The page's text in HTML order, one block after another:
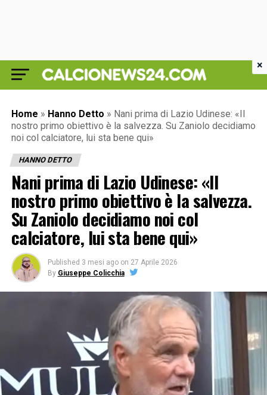
Home » Hanno Detto » Nani prima di Lazio Udinese: «Il
nostro primo obiettivo è la salvezza. Su Zaniolo decidiamo
noi col calciatore, lui sta bene qui»
HANNO DETTO
Nani prima di Lazio Udinese: «Il
nostro primo obiettivo è la salvezza.
Su Zaniolo decidiamo noi col
calciatore, lui sta bene qui»
Published 3 mesi ago on 27 Aprile 2026
By Giuseppe Colicchia
×